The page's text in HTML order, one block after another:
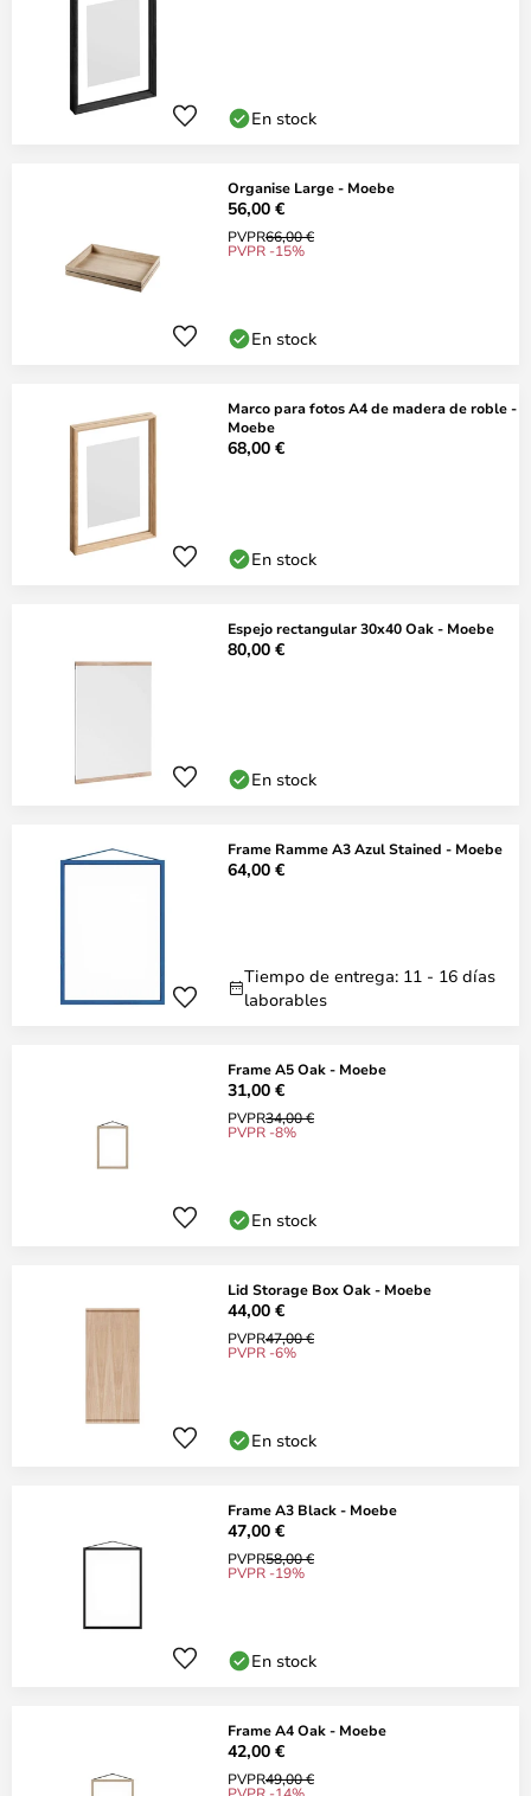
En stock
Organise Large - Moebe
56,00 €
PVPR66,00 €
PVPR -15%
En stock
Marco para fotos A4 de madera de roble -
Moebe
68,00 €
En stock
Espejo rectangular 30x40 Oak - Moebe
80,00 €
En stock
Frame Ramme A3 Azul Stained - Moebe
64,00 €
Tiempo de entrega: 11 - 16 días
laborables
Frame A5 Oak - Moebe
31,00 €
PVPR34,00 €
PVPR -8%
En stock
Lid Storage Box Oak - Moebe
44,00 €
PVPR47,00 €
PVPR -6%
En stock
Frame A3 Black - Moebe
47,00 €
PVPR58,00 €
PVPR -19%
En stock
Frame A4 Oak - Moebe
42,00 €
PVPR49,00 €